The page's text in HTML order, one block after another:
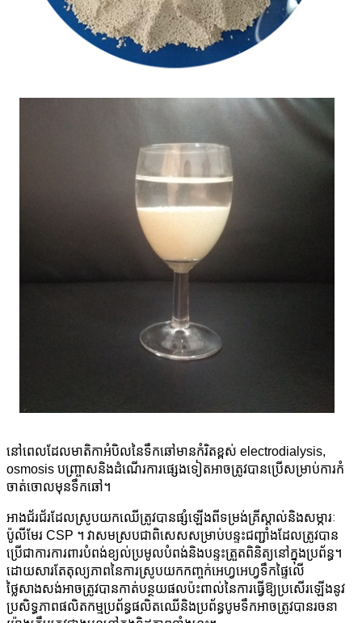
នៅពេលដែលមាតិកាអំបិលនៃទឹកឆៅមានកំរិតខ្ពស់ electrodialysis,
osmosis បញ្ច្រាសនិងដំណើរការផ្សេងទៀតអាចត្រូវបានប្រើសម្រាប់ការកំ
ចាត់ចោលមុនទឹកឆៅ។
អាងជ័រជ័រដែលស្រូបយកឈើត្រូវបានផ្សំឡើងពីទម្រង់គ្រីស្តាល់និងសម្ភារៈ
ប៉ូលីមែរ CSP ។ វាសមស្របជាពិសេសសម្រាប់បន្ទះជញ្ជាំងដែលត្រូវបាន
ប្រើជាការការពារបំពង់ខ្យល់ប្រមូលបំពង់និងបន្ទះត្រួតពិនិត្យនៅក្នុងប្រព័ន្ធ។
ដោយសារតែតុល្យភាពនៃការស្រូបយកកញ្ចក់អេហ្វអេហ្វទឹកផ្ទៃលើ
ថ្លៃសាងសង់អាចត្រូវបានកាត់បន្ថយផលប៉ះពាល់នៃការធ្វើឱ្យប្រសើរឡើងនូវ
ប្រសិទ្ធភាពផលិតកម្មប្រព័ន្ធផលិតឈើនិងប្រព័ន្ធបូមទឹកអាចត្រូវបានរចនា